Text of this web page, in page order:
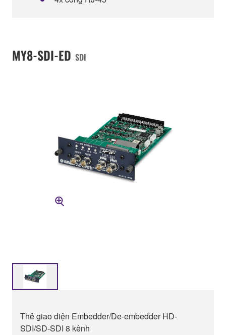
MY8-SDI-ED SDI
Thẻ giao diện Embedder/De-embedder HD-
SDI/SD-SDI 8 kênh